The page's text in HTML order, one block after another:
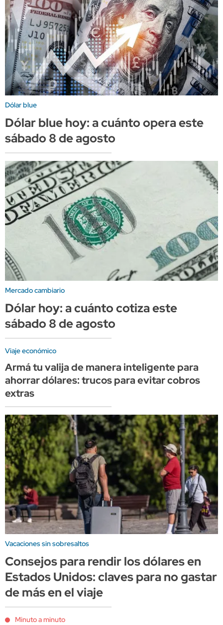
Dólar blue
Dólar blue hoy: a cuánto opera este
sábado 8 de agosto
Mercado cambiario
Dólar hoy: a cuánto cotiza este
sábado 8 de agosto
Viaje económico
Armá tu valija de manera inteligente para
ahorrar dólares: trucos para evitar cobros
extras
Vacaciones sin sobresaltos
Consejos para rendir los dólares en
Estados Unidos: claves para no gastar
de más en el viaje
Minuto a minuto